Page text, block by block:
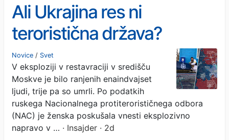
Ali Ukrajina res ni
teroristična država?
Novice / Svet
V eksploziji v restavraciji v središču
Moskve je bilo ranjenih enaindvajset
ljudi, trije pa so umrli. Po podatkih
ruskega Nacionalnega protiterorističnega odbora
(NAC) je ženska poskušala vnesti eksplozivno
napravo v … · Insajder · 2d